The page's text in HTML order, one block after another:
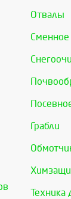
Отвалы
Сменное
Грабли
Техника